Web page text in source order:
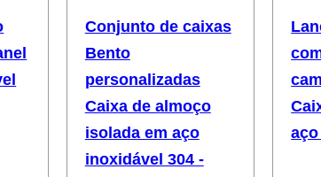
Conjunto de caixas
Bento
personalizadas
Caixa de almoço
isolada em aço
inoxidável 304 -